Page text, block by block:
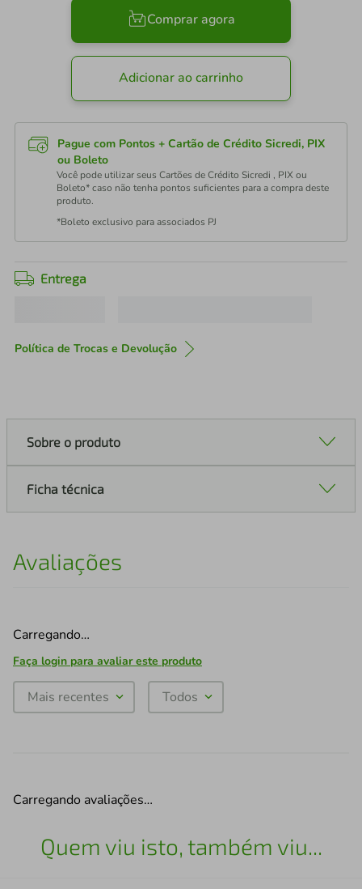
Comprar agora
Adicionar ao carrinho
Pague com Pontos + Cartão de Crédito Sicredi, PIX
ou Boleto
Você pode utilizar seus Cartões de Crédito Sicredi , PIX ou
Boleto* caso não tenha pontos suficientes para a compra deste
produto.
*Boleto exclusivo para associados PJ
Entrega
Política de Trocas e Devolução
Sobre o produto
Ficha técnica
Avaliações
Carregando…
Faça login para avaliar este produto
Mais recentes Todos
Carregando avaliações…
Quem viu isto, também viu...